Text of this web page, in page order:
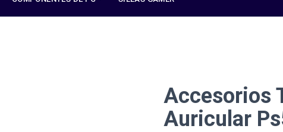
Accesorios
Auricular